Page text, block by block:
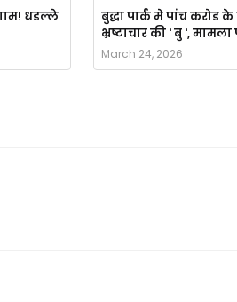
धडल्ले
बुद्धा पार्क मे पांच करोड के
भ्रष्टाचार की ' बु ',
March 24, 2026